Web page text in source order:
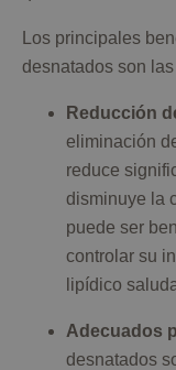
Los principales
desnatados son
Reducción
eliminación
reduce
disminuye la
puede ser
controlar su
lipídico
Adecuados
desnatados